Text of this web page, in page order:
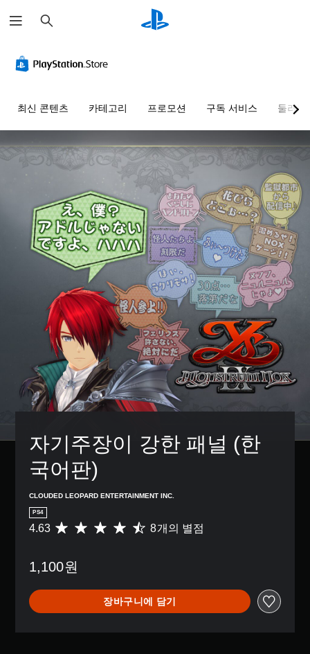
색
최신 콘텐츠 카테고리 프로모션 구독 서비스 둘러보
자기주장이 강한 패널 (한
국어판)
CLOUDED LEOPARD ENTERTAINMENT INC.
PS4
총
점
로
부
터
4.63 8개의 별점
1,100원
장바구니에 담기